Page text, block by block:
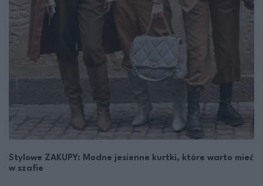
Stylowe ZAKUPY: Modne jesienne kurtki, które warto mieć
w szafie